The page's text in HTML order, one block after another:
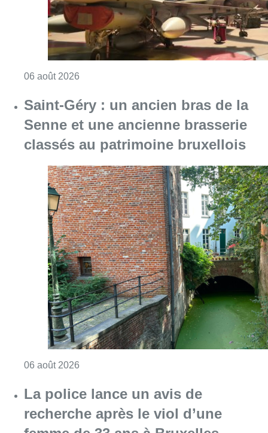
06 août 2026
Saint-Géry : un ancien bras de la
Senne et une ancienne brasserie
classés au patrimoine bruxellois
06 août 2026
La police lance un avis de
recherche après le viol d’une